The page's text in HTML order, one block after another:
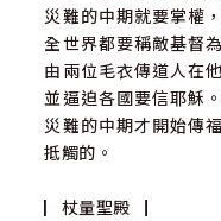
災難的中期就要掌權
全世界都要稱敵基督
由兩位毛衣傳道人在
並逼迫各國要信耶穌
災難的中期才開始傳
抵觸的。
▏杖量聖殿▕